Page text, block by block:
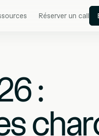
Réserver un call
: